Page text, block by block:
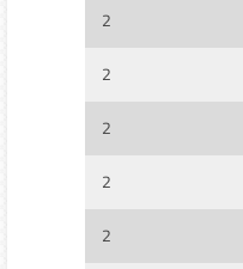
2
2
2
2
2